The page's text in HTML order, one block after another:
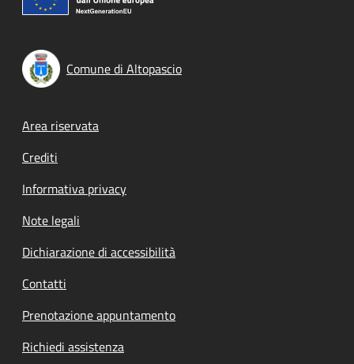
Comune di Altopascio
Footer menu
Area riservata
Crediti
Informativa privacy
Note legali
Dichiarazione di accessibilità
Contatti
Prenotazione appuntamento
Richiedi assistenza